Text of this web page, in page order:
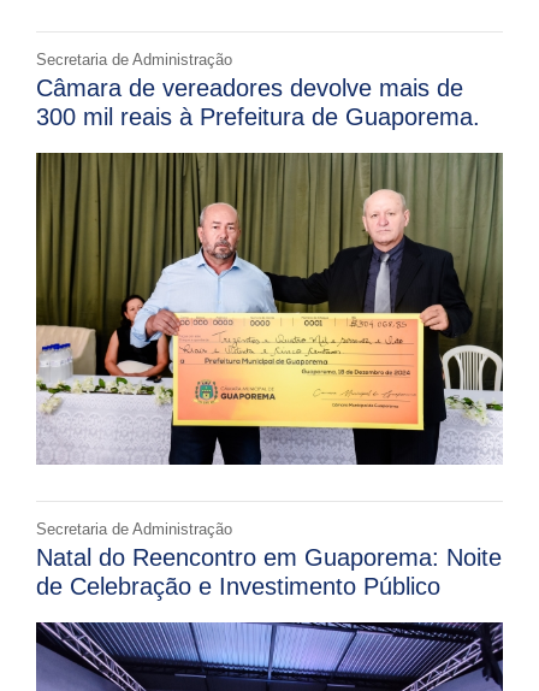
Secretaria de Administração
Câmara de vereadores devolve mais de
300 mil reais à Prefeitura de Guaporema.
Secretaria de Administração
Natal do Reencontro em Guaporema: Noite
de Celebração e Investimento Público